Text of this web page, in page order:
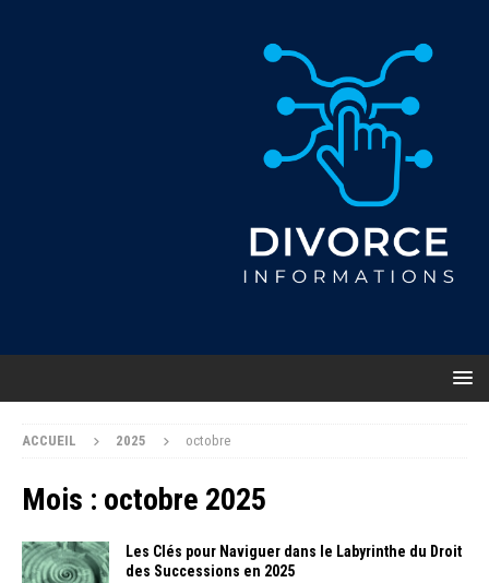
ACCUEIL 2025 octobre
Mois : octobre 2025
Les Clés pour Naviguer dans le Labyrinthe du Droit
des Successions en 2025